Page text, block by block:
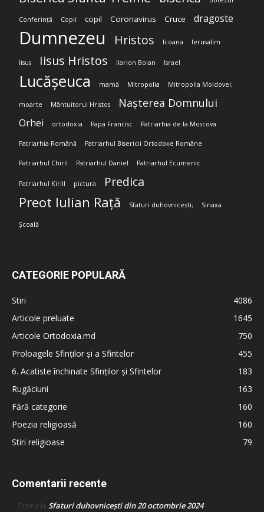
Conferință Copii copil Coronavirus Cruce dragoste
Dumnezeu Hristos Icoana Ierusalim
Iisus Iisus Hristos Ilarion Boian Israel
Lucășeuca mamă Mitropolia Mitropolia Moldovei;
moarte Mântuitorul Hristos Nașterea Domnului
Orhei ortodoxia Papa Francisc Patriarhia de la Moscova
Patriarhia Română Patriarhul Bisericii Ortodoxe Române
Patriarhul Chiril Patriarhul Daniel Patriarhul Ecumenic
Patriarhul Kirill pictura Predica
Preot Iulian Rață Sfaturi duhovnicești; Sinaxa
Școală
CATEGORIE POPULARĂ
Stiri
4086
Articole preluate
1645
Articole Ortodoxia.md
750
Proloagele Sfinților și a Sfintelor
455
6. Acatiste închinate Sfinților și Sfintelor
183
Rugăciuni
163
Fără categorie
160
Poezia religioasă
160
Stiri religioase
79
Comentarii recente
Doina la Sfaturi duhovnicești din 20 octombrie 2024